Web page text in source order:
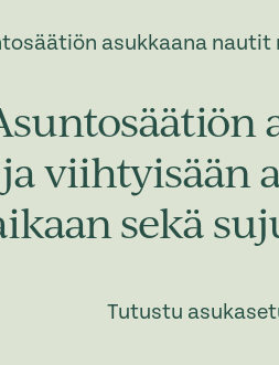
asukkaana
viihtyisään
sekä
Tutustu